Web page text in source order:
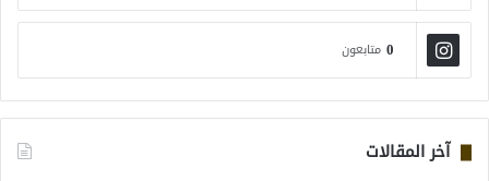
0 متابعون
آخر المقالات